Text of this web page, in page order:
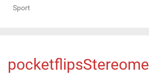
Sport